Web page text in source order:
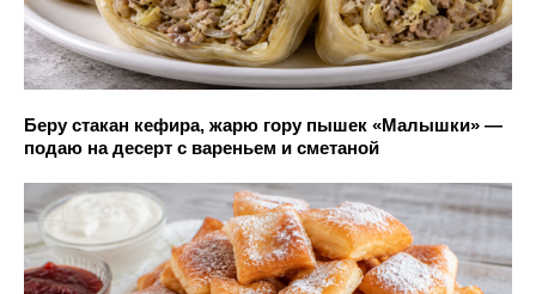
Беру стакан кефира, жарю гору пышек «Малышки» —
подаю на десерт с вареньем и сметаной